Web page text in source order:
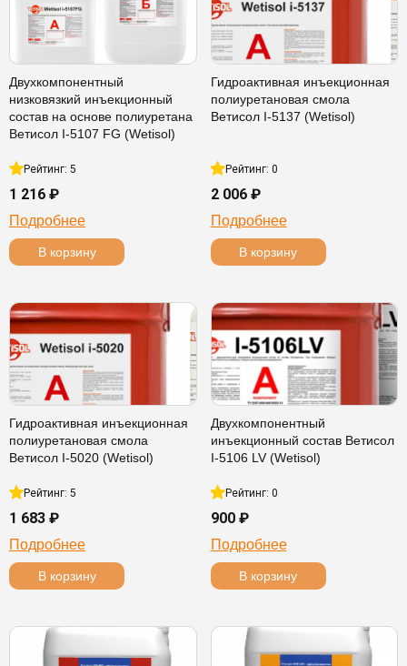
Двухкомпонентный
низковязкий инъекционный
состав на основе полиуретана
Ветисол I-5107 FG (Wetisol)
Рейтинг: 5
1 216 ₽
Подробнее
В корзину
Гидроактивная инъекционная
полиуретановая смола
Ветисол I-5137 (Wetisol)
Рейтинг: 0
2 006 ₽
Подробнее
В корзину
Гидроактивная инъекционная
полиуретановая смола
Ветисол I-5020 (Wetisol)
Рейтинг: 5
1 683 ₽
Подробнее
В корзину
Двухкомпонентный
инъекционный состав Ветисол
I-5106 LV (Wetisol)
Рейтинг: 0
900 ₽
Подробнее
В корзину